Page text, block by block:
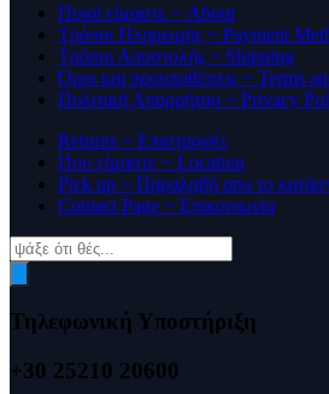
Ποιοί είμαστε ~ About
Τρόποι Πληρωμής ~ Payment
Τρόποι Αποστολής ~ Shipping
Όροι και προυποθέσεις ~ Terms
Πολιτική Απορρήτου ~ Privacy
Returns ~ Επιστροφές
Που είμαστε ~ Location
Pick up ~ Παραλαβή απο το
Contact Page ~ Επικοινωνία
Products
search
Τηλεφωνική Υποστήριξη
+30 25210 20600